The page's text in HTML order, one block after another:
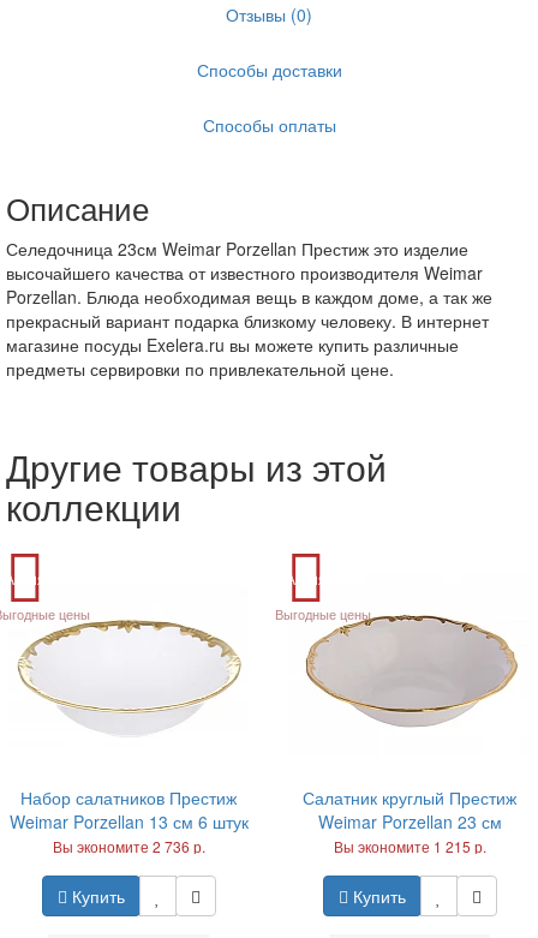
Отзывы (0)
Способы доставки
Способы оплаты
Описание
Селедочница 23см Weimar Porzellan Престиж это изделие
высочайшего качества от известного производителя Weimar
Porzellan. Блюда необходимая вещь в каждом доме, а так же
прекрасный вариант подарка близкому человеку. В интернет
магазине посуды Exelera.ru вы можете купить различные
предметы сервировки по привлекательной цене.
Другие товары из этой
коллекции
Акция
цены
Набор салатников Престиж
Weimar Porzellan 13 см 6 штук
Вы экономите 2 736 р.
Купить
Акция
Выгодные цены
Салатник круглый Престиж
Weimar Porzellan 23 см
Вы экономите 1 215 р.
Купить